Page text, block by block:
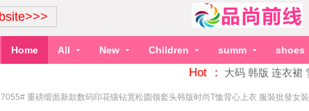
Home All New Children summ shoes
Hot ： 大码 韩版 连衣裙
重磅缎面新款数码印花镶钻宽松圆领套头韩版时尚T恤背心上衣 服裝批發女